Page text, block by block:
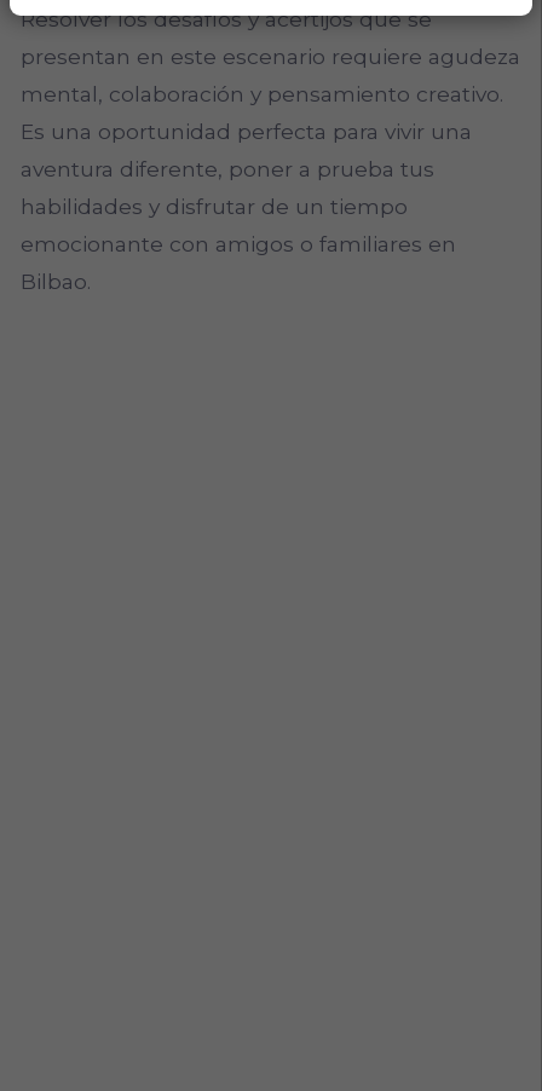
Resolver los desafíos y acertijos que se
presentan en este escenario requiere agudeza
mental, colaboración y pensamiento creativo.
Es una oportunidad perfecta para vivir una
aventura diferente, poner a prueba tus
habilidades y disfrutar de un tiempo
emocionante con amigos o familiares en
Bilbao.